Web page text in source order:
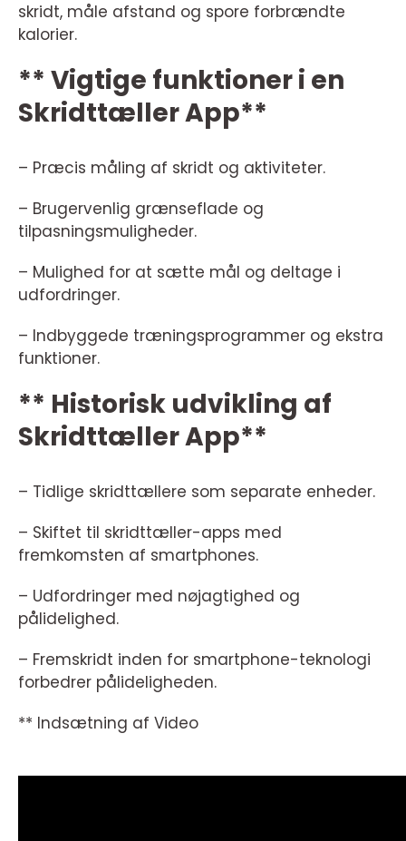
skridt, måle afstand og spore forbrændte
kalorier.
** Vigtige funktioner i en
Skridttæller App**
– Præcis måling af skridt og aktiviteter.
– Brugervenlig grænseflade og
tilpasningsmuligheder.
– Mulighed for at sætte mål og deltage i
udfordringer.
– Indbyggede træningsprogrammer og ekstra
funktioner.
** Historisk udvikling af
Skridttæller App**
– Tidlige skridttællere som separate enheder.
– Skiftet til skridttæller-apps med
fremkomsten af smartphones.
– Udfordringer med nøjagtighed og
pålidelighed.
– Fremskridt inden for smartphone-teknologi
forbedrer pålideligheden.
** Indsætning af Video